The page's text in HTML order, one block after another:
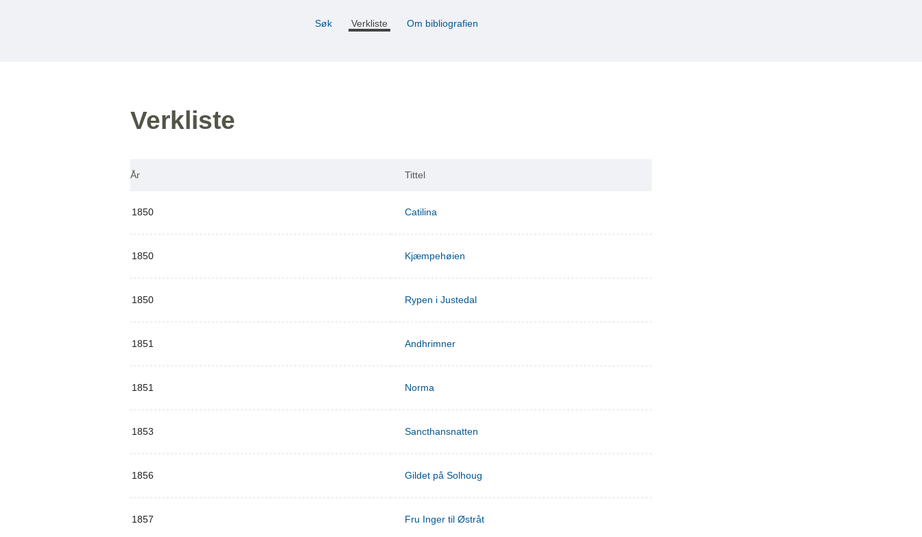
Søk Verkliste Om bibliografien
Verkliste
År Tittel
1850 Catilina
1850 Kjæmpehøien
1850 Rypen i Justedal
1851 Andhrimner
1851 Norma
1853 Sancthansnatten
1856 Gildet på Solhoug
1857 Fru Inger til Østråt